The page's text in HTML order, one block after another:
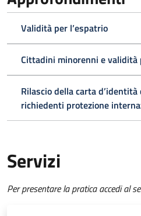
Validità per l’espatrio
Cittadini minorenni e
Rilascio della carta
richiedenti protezione
Servizi
Per presentare la pratica accedi al